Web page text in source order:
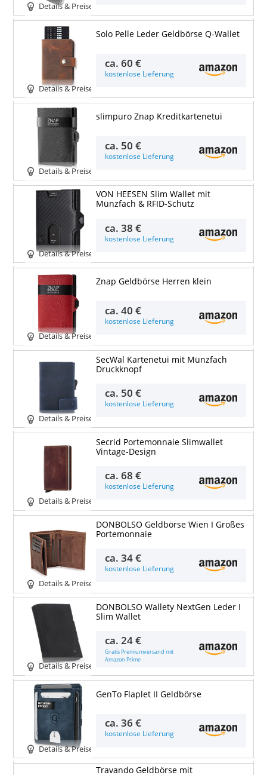
Details & Preise
Details & Preise
Solo Pelle Leder Geldbörse Q-Wallet
ca.60 €
kostenlose Lieferung
Details & Preise
slimpuro Znap Kreditkartenetui
ca. 50 €
kostenlose Lieferung
Details & Preise
VON HEESEN Slim Wallet mit
Münzfach & RFID-Schutz
ca.38 €
kostenlose Lieferung
Details & Preise
Znap Geldbörse Herren klein
ca.40 €
kostenlose Lieferung
Details & Preise
SecWal Kartenetui mit Münzfach
Druckknopf
ca. 50 €
kostenlose Lieferung
Details & Preise
Secrid Portemonnaie Slimwallet
Vintage-Design
ca.68 €
kostenlose Lieferung
Details & Preise
DONBOLSO Geldbörse Wien I Großes
Portemonnaie
ca.34 €
kostenlose Lieferung
Details & Preise
DONBOLSO Wallety NextGen Leder I
Slim Wallet
ca.24 €
Gratis Premiumversand mit
Amazon Prime
Details & Preise
GenTo Flaplet II Geldbörse
ca.36 €
kostenlose Lieferung
Travando Geldbörse mit